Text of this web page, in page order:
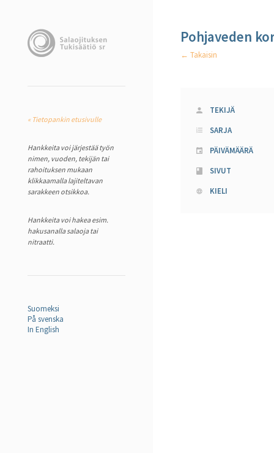
« Tietopankin etusivulle
Hankkeita voi järjestää työn
nimen, vuoden, tekijän tai
rahoituksen mukaan
klikkaamalla lajiteltavan
sarakkeen otsikkoa.
Hankkeita voi hakea esim.
hakusanalla salaoja tai
nitraatti.
Suomeksi
På svenska
In English
Pohjaveden
← Takaisin
TEKIJÄ
SARJA
PÄIVÄMÄÄRÄ
SIVUT
KIELI